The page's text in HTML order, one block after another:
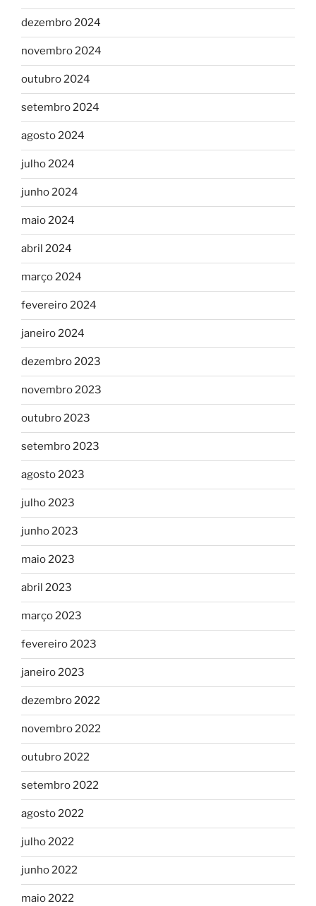
dezembro 2024
novembro 2024
outubro 2024
setembro 2024
agosto 2024
julho 2024
junho 2024
maio 2024
abril 2024
março 2024
fevereiro 2024
janeiro 2024
dezembro 2023
novembro 2023
outubro 2023
setembro 2023
agosto 2023
julho 2023
junho 2023
maio 2023
abril 2023
março 2023
fevereiro 2023
janeiro 2023
dezembro 2022
novembro 2022
outubro 2022
setembro 2022
agosto 2022
julho 2022
junho 2022
maio 2022